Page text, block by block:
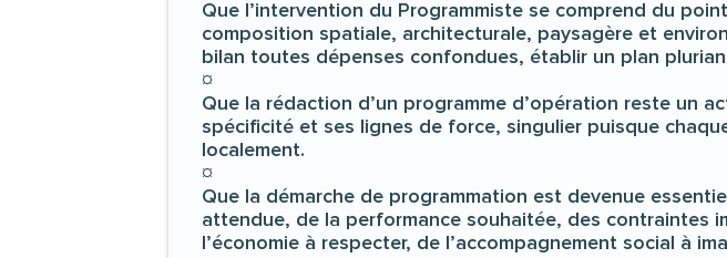
Que l’intervention du Programmiste se comprend du
composition spatiale, architecturale, paysagère et
bilan toutes dépenses confondues, établir un plan
¤
Que la rédaction d’un programme d’opération reste un
spécificité et ses lignes de force, singulier puisque
localement.
¤
Que la démarche de programmation est devenue
attendue, de la performance souhaitée, des contraintes
l’économie à respecter, de l’accompagnement social à